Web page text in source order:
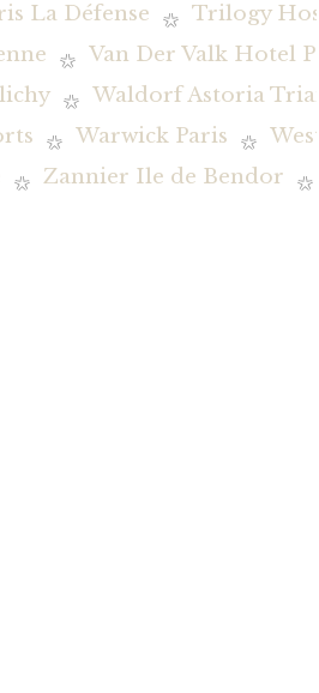
La Défense
Trilogy
Van Der Valk Hotel
Waldorf Astoria
Warwick Paris
Zannier Ile de Bendor